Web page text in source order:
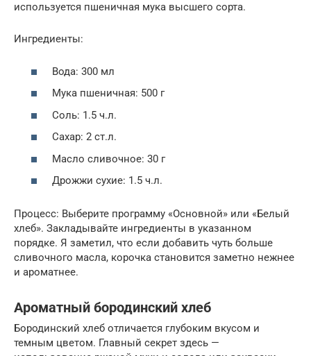
используется пшеничная мука высшего сорта.
Ингредиенты:
Вода: 300 мл
Мука пшеничная: 500 г
Соль: 1.5 ч.л.
Сахар: 2 ст.л.
Масло сливочное: 30 г
Дрожжи сухие: 1.5 ч.л.
Процесс: Выберите программу «Основной» или «Белый
хлеб». Закладывайте ингредиенты в указанном
порядке. Я заметил, что если добавить чуть больше
сливочного масла, корочка становится заметно нежнее
и ароматнее.
Ароматный бородинский хлеб
Бородинский хлеб отличается глубоким вкусом и
темным цветом. Главный секрет здесь —